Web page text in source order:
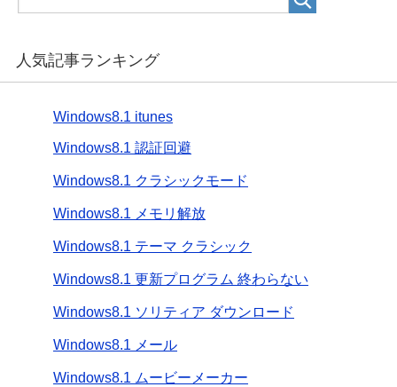
人気記事ランキング
Windows8.1 itunes
Windows8.1 認証回避
Windows8.1 クラシックモード
Windows8.1 メモリ解放
Windows8.1 テーマ クラシック
Windows8.1 更新プログラム 終わらない
Windows8.1 ソリティア ダウンロード
Windows8.1 メール
Windows8.1 ムービーメーカー